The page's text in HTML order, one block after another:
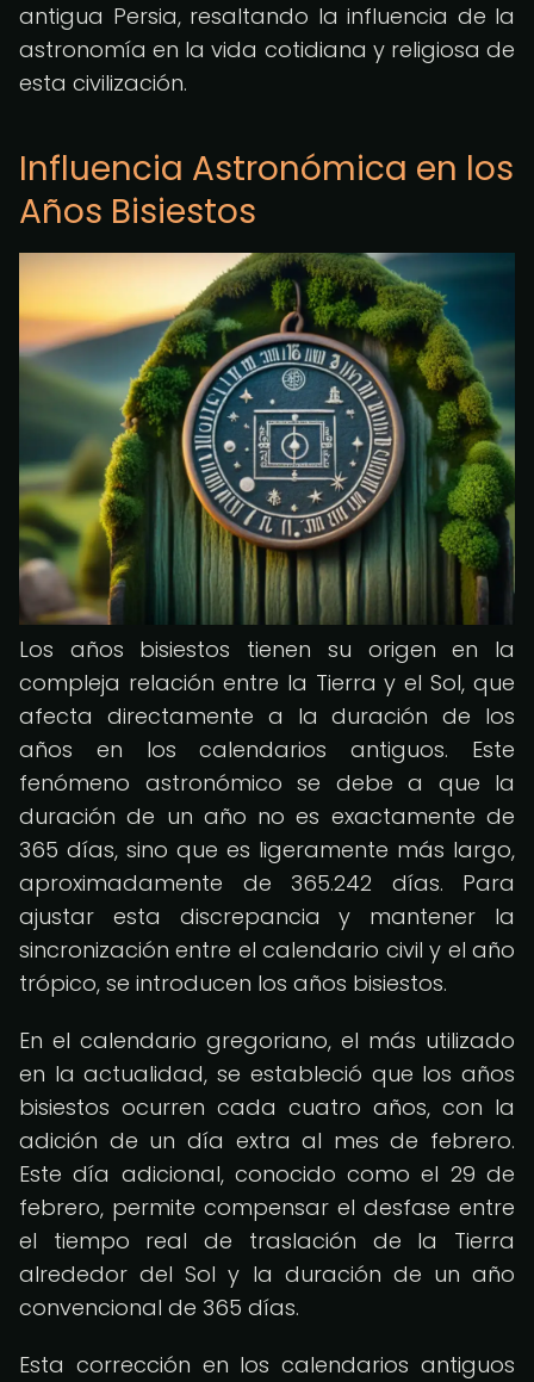
antigua Persia, resaltando la influencia de la
astronomía en la vida cotidiana y religiosa de
esta civilización.
Influencia Astronómica en los
Años Bisiestos
Los años bisiestos tienen su origen en la
compleja relación entre la Tierra y el Sol, que
afecta directamente a la duración de los
años en los calendarios antiguos. Este
fenómeno astronómico se debe a que la
duración de un año no es exactamente de
365 días, sino que es ligeramente más largo,
aproximadamente de 365.242 días. Para
ajustar esta discrepancia y mantener la
sincronización entre el calendario civil y el año
trópico, se introducen los años bisiestos.
En el calendario gregoriano, el más utilizado
en la actualidad, se estableció que los años
bisiestos ocurren cada cuatro años, con la
adición de un día extra al mes de febrero.
Este día adicional, conocido como el 29 de
febrero, permite compensar el desfase entre
el tiempo real de traslación de la Tierra
alrededor del Sol y la duración de un año
convencional de 365 días.
Esta corrección en los calendarios antiguos